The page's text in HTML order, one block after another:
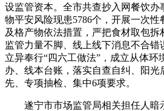
设监管资本。全市共查抄入网餐饮办
物平安风险现患5786个，开展一次性
及格产物依法措置，严把食材取包
监管力量不脚、线上线下消息不合错
立异奉行“四六工做法”，成立从体环
办、线本台账，落实自查自纠、阳
先、专项抽检、集中6项要求。
遂宁市市场监管局相关担任人暗